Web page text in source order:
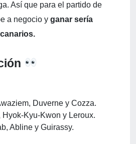
Así que para el partido de
a negocio y ganar sería
Duverne y Cozza.
Hyok-Kyu-Kwon y Leroux.
Abline y Guirassy.